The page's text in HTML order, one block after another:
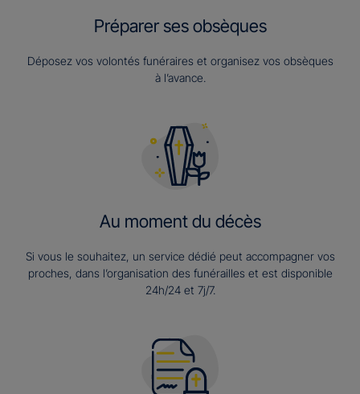
Préparer ses obsèques
Déposez vos volontés funéraires et organisez vos obsèques
à l’avance.
Au moment du décès
Si vous le souhaitez, un service dédié peut accompagner vos
proches, dans l’organisation des funérailles et est disponible
24h/24 et 7j/7.